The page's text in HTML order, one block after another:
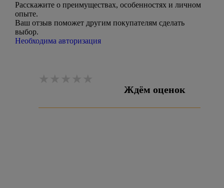
Расскажите о преимуществах, особенностях и личном
опыте.
Ваш отзыв поможет другим покупателям сделать
выбор.
Необходима авторизация
Ждём оценок